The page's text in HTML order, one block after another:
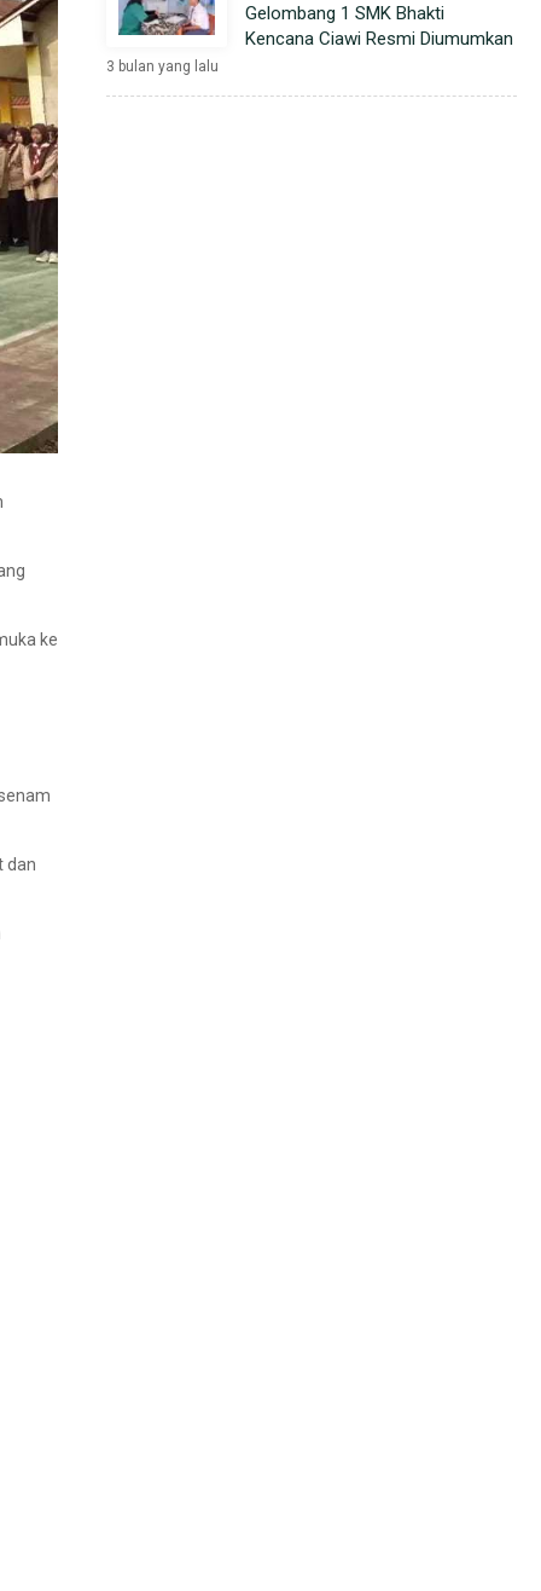
ke
dan
Gelombang 1 SMK Bhakti
Kencana Ciawi Resmi Diumumkan
3 bulan yang lalu